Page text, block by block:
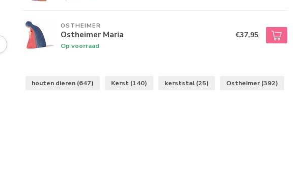
OSTHEIMER
Ostheimer Maria
Op voorraad
€37,95
houten dieren (647) Kerst (140) kerststal (25) Ostheimer (392)